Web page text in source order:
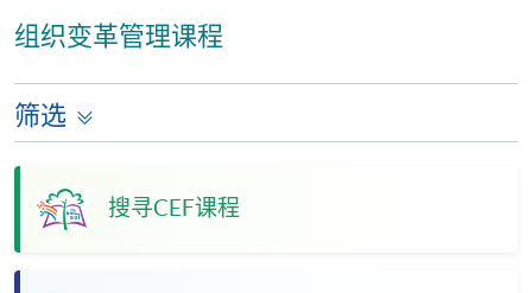
组织变革管理课程
筛选
搜寻CEF课程